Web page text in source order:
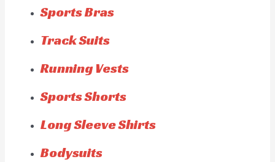
Sports Bras
Track Suits
Running Vests
Sports Shorts
Long Sleeve Shirts
Bodysuits